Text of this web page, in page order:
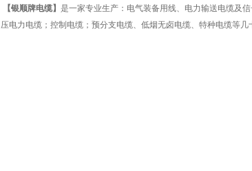
【银顺牌电缆】 是一家专业生产：电气装备用线、电力输送电缆及
压电力电缆；控制电缆；预分支电缆、低烟无卤电缆、特种电缆等几